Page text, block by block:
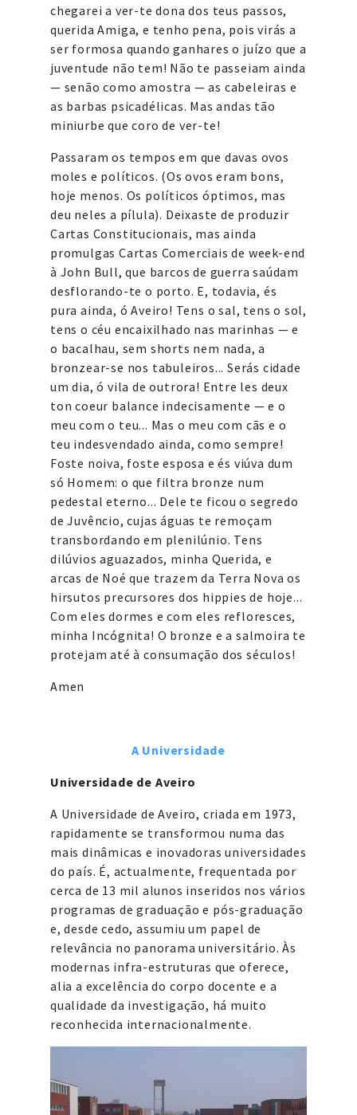
chegarei a ver-te dona dos teus passos,
querida Amiga, e tenho pena, pois virás a
ser formosa quando ganhares o juízo que a
juventude não tem! Não te passeiam ainda
— senão como amostra — as cabeleiras e
as barbas psicadélicas. Mas andas tão
miniurbe que coro de ver-te!
Passaram os tempos em que davas ovos
moles e políticos. (Os ovos eram bons,
hoje menos. Os políticos óptimos, mas
deu neles a pílula). Deixaste de produzir
Cartas Constitucionais, mas ainda
promulgas Cartas Comerciais de week-end
à John Bull, que barcos de guerra saúdam
desflorando-te o porto. E, todavia, és
pura ainda, ó Aveiro! Tens o sal, tens o sol,
tens o céu encaixilhado nas marinhas — e
o bacalhau, sem shorts nem nada, a
bronzear-se nos tabuleiros... Serás cidade
um dia, ó vila de outrora! Entre les deux
ton coeur balance indecisamente — e o
meu com o teu... Mas o meu com cãs e o
teu indesvendado ainda, como sempre!
Foste noiva, foste esposa e és viúva dum
só Homem: o que filtra bronze num
pedestal eterno... Dele te ficou o segredo
de Juvêncio, cujas águas te remoçam
transbordando em plenilúnio. Tens
dilúvios aguazados, minha Querida, e
arcas de Noé que trazem da Terra Nova os
hirsutos precursores dos hippies de hoje...
Com eles dormes e com eles refloresces,
minha Incógnita! O bronze e a salmoira te
protejam até à consumação dos séculos!
Amen
A Universidade
Universidade de Aveiro
A Universidade de Aveiro, criada em 1973,
rapidamente se transformou numa das
mais dinâmicas e inovadoras universidades
do país. É, actualmente, frequentada por
cerca de 13 mil alunos inseridos nos vários
programas de graduação e pós-graduação
e, desde cedo, assumiu um papel de
relevância no panorama universitário. Às
modernas infra-estruturas que oferece,
alia a excelência do corpo docente e a
qualidade da investigação, há muito
reconhecida internacionalmente.